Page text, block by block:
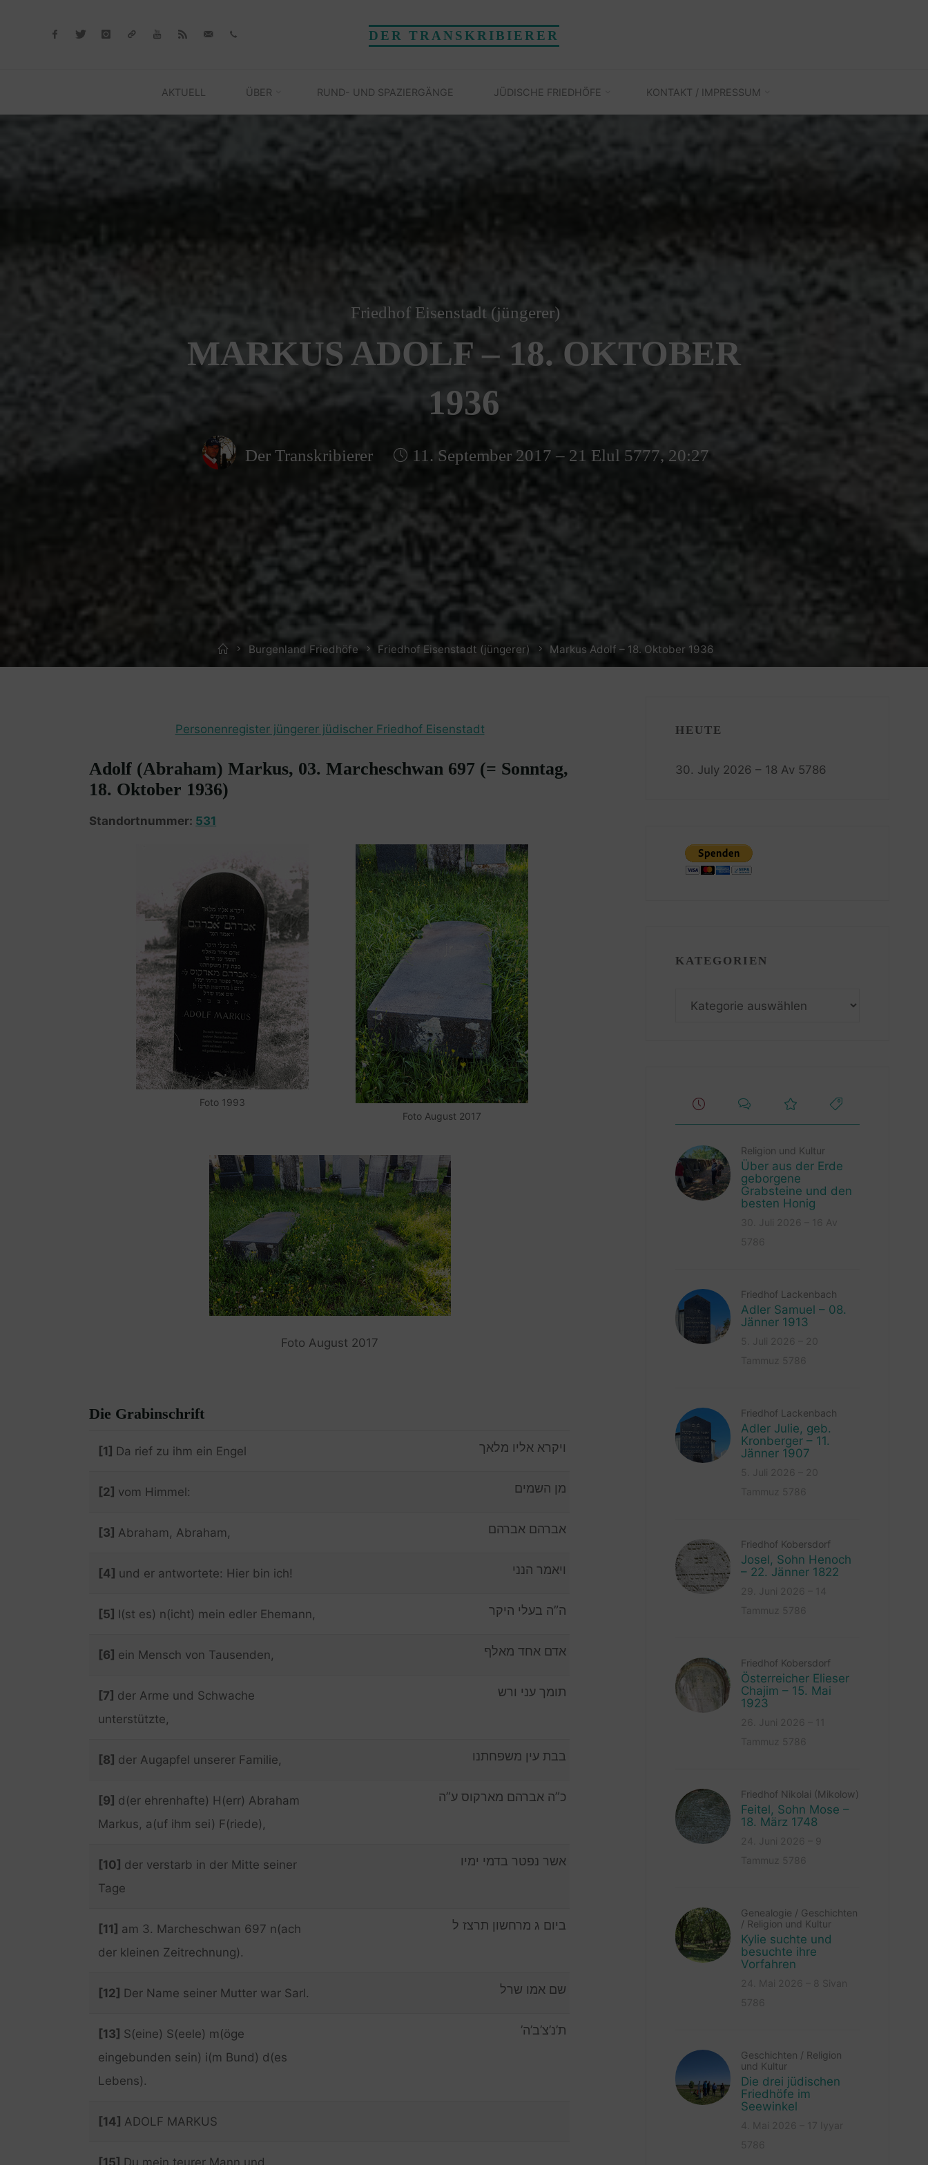
DER TRANSKRIBIERER
AKTUELL ÜBER RUND- UND SPAZIERGÄNGE JÜDISCHE FRIEDHÖFE KONTAKT / IMPRESSUM
Friedhof Eisenstadt (jüngerer)
MARKUS ADOLF – 18. OKTOBER
1936
Der Transkribierer 11. September 2017 – 21 Elul 5777, 20:27
HomeBurgenland Friedhöfe Friedhof Eisenstadt (jüngerer) Markus Adolf – 18. Oktober 1936
Personenregister jüngerer jüdischer Friedhof Eisenstadt
Adolf (Abraham) Markus, 03. Marcheschwan 697 (= Sonntag,
18. Oktober 1936)
Standortnummer: 531
Foto 1993
Foto August 2017
Foto August 2017
Die Grabinschrift
[1] Da rief zu ihm ein Engel ויקרא אליו מלאך
[2] vom Himmel: מן השמים
[3] Abraham, Abraham, אברהם אברהם
[4] und er antwortete: Hier bin ich! ויאמר הנני
[5] I(st es) n(icht) mein edler Ehemann, ה”ה בעלי היקר
[6] ein Mensch von Tausenden, אדם אחד מאלף
[7] der Arme und Schwache
unterstützte,
תומך עני ורש
[8] der Augapfel unserer Familie, בבת עין משפחתנו
[9] d(er ehrenhafte) H(err) Abraham
Markus, a(uf ihm sei) F(riede),
כ”ה אברהם מארקוס ע”ה
[10] der verstarb in der Mitte seiner
Tage
אשר נפטר בדמי ימיו
[11] am 3. Marcheschwan 697 n(ach
der kleinen Zeitrechnung).
ביום ג מרחשון תרצז ל
[12] Der Name seiner Mutter war Sarl. שם אמו שרל
[13] S(eine) S(eele) m(öge
eingebunden sein) i(m Bund) d(es
Lebens).
ת’נ’צ’ב’ה’
[14] ADOLF MARKUS
[15] Du mein teurer Mann und
HEUTE
30. July 2026 – 18 Av 5786
KATEGORIEN
Religion und Kultur
Über aus der Erde
geborgene
Grabsteine und den
besten Honig
Friedhof Lackenbach
Adler Samuel – 08.
Jänner 1913
Friedhof Lackenbach
Adler Julie, geb.
Kronberger – 11.
Jänner 1907
Friedhof Kobersdorf
Josel, Sohn Henoch
– 22. Jänner 1822
Friedhof Kobersdorf
Österreicher Elieser
Chajim – 15. Mai
1923
Friedhof Nikolai (Mikolow)
Feitel, Sohn Mose –
18. März 1748
Genealogie / Geschichten
/ Religion und Kultur
Kylie suchte und
besuchte ihre
Vorfahren
Geschichten / Religion
und Kultur
Die drei jüdischen
Friedhöfe im
Seewinkel